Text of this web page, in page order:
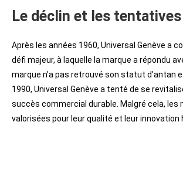
Le déclin et les
Après les années 1960, Universal Genève a
défi majeur, à laquelle la marque a répondu
marque n’a pas retrouvé son statut d’antan
1990, Universal Genève a tenté de se
succès commercial durable. Malgré cela,
valorisées pour leur qualité et leur innovation